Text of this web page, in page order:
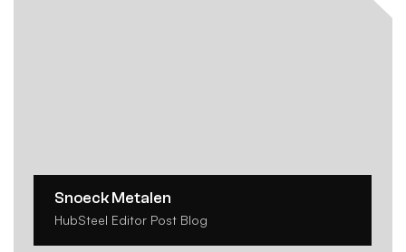
Snoeck Metalen
HubSteel Editor Post Blog